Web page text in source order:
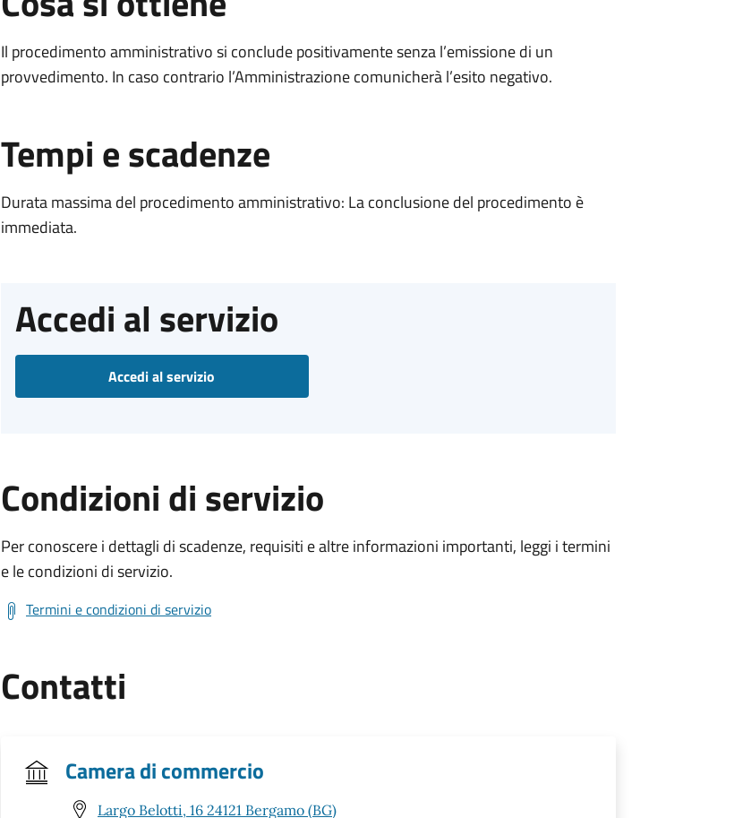
Il procedimento amministrativo si conclude positivamente senza l’emissione di un
provvedimento. In caso contrario l’Amministrazione comunicherà l’esito negativo.
Tempi e scadenze
Durata massima del procedimento amministrativo: La conclusione del procedimento è
immediata.
Accedi al servizio
Accedi al servizio
Condizioni di servizio
Per conoscere i dettagli di scadenze, requisiti e altre informazioni importanti, leggi i termini
e le condizioni di servizio.
Termini e condizioni di servizio
Contatti
Camera di commercio
Largo Belotti, 16 24121 Bergamo (BG)